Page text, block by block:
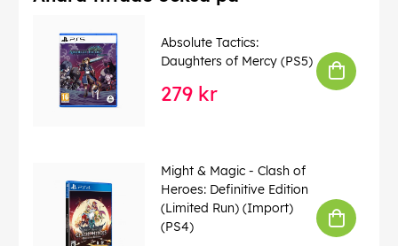
Absolute Tactics:
Daughters of Mercy (PS5)
279 kr
Might & Magic - Clash of
Heroes: Definitive Edition
(Limited Run) (Import)
(PS4)